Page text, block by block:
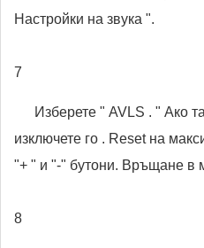
Настройки на звука ".
7
Изберете " AVLS . " Ако
изключете го . Reset на
"+ " и "-" бутони. Връщане в
8